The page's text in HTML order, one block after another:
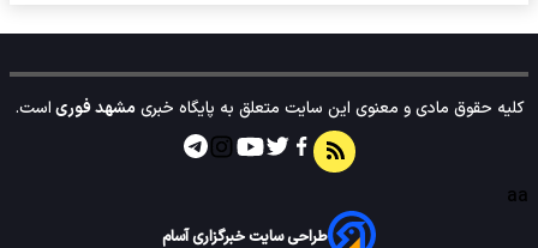
کلیه حقوق مادی و معنوی این سایت متعلق به پایگاه خبریمشهد فوریاست.
aa
طراحی سایت خبرگزاری آسام